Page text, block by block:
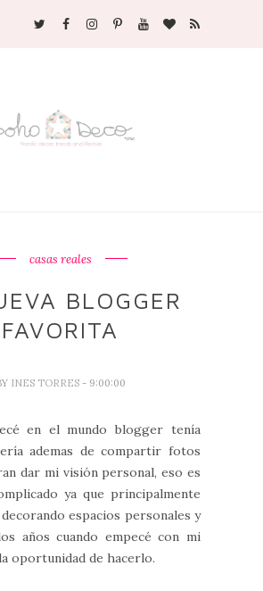
casas reales
BLOGGER
FAVORITA
INES TORRES - 9:00:00
en el mundo blogger tenía
ademas de compartir fotos
dar mi visión personal, eso es
ya que principalmente
espacios personales y
años cuando empecé con mi
oportunidad de hacerlo.